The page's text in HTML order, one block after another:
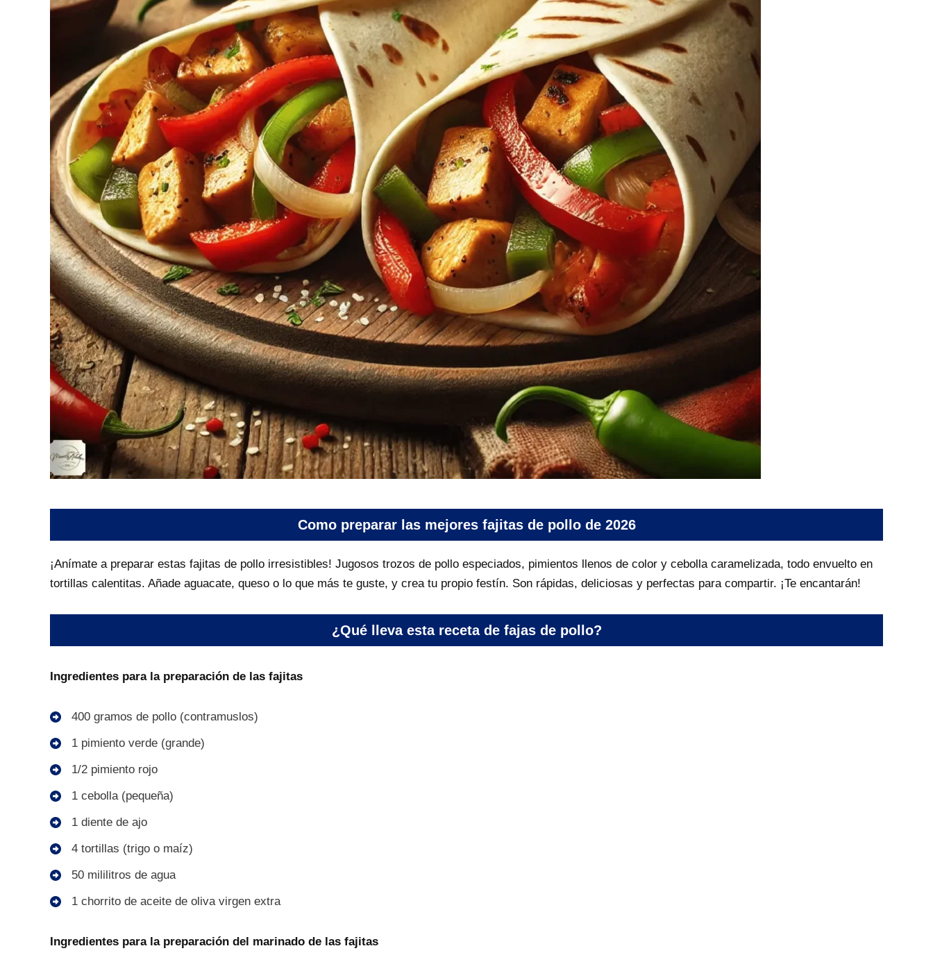
Como preparar las mejores fajitas de pollo de 2026
¡Anímate a preparar estas fajitas de pollo irresistibles! Jugosos trozos de pollo especiados, pimientos llenos de color y cebolla caramelizada, todo envuelto en
tortillas calentitas. Añade aguacate, queso o lo que más te guste, y crea tu propio festín. Son rápidas, deliciosas y perfectas para compartir. ¡Te encantarán!
¿Qué lleva esta receta de fajas de pollo?
Ingredientes para la preparación de las fajitas
400 gramos de pollo (contramuslos)
1 pimiento verde (grande)
1/2 pimiento rojo
1 cebolla (pequeña)
1 diente de ajo
4 tortillas (trigo o maíz)
50 mililitros de agua
1 chorrito de aceite de oliva virgen extra
Ingredientes para la preparación del marinado de las fajitas